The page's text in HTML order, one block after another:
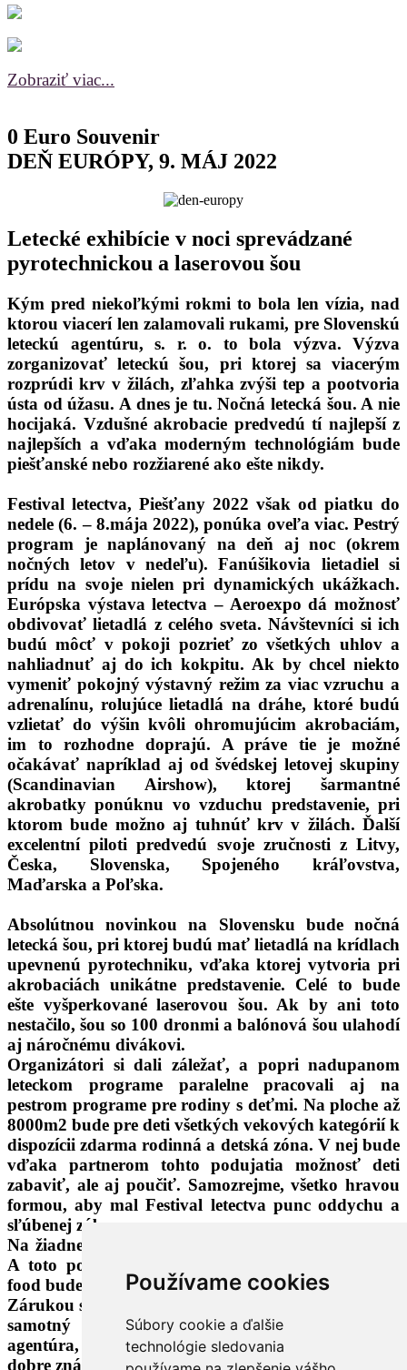
Používame cookies
Súbory cookie a ďalšie
technológie sledovania
Zobraziť viac...
0 Euro Souvenir
DEŇ EURÓPY, 9. MÁJ 2022
Letecké exhibície v noci sprevádzané
pyrotechnickou a laserovou šou
Kým pred niekoľkými rokmi to bola len vízia, nad
ktorou viacerí len zalamovali rukami, pre Slovenskú
leteckú agentúru, s. r. o. to bola výzva. Výzva
zorganizovať leteckú šou, pri ktorej sa viacerým
rozprúdi krv v žilách, zľahka zvýši tep a pootvoria
ústa od úžasu. A dnes je tu. Nočná letecká šou. A nie
hocijaká. Vzdušné akrobacie predvedú tí najlepší z
najlepších a vďaka moderným technológiám bude
piešťanské nebo rozžiarené ako ešte nikdy.
Festival letectva, Piešťany 2022 však od piatku do
nedele (6. – 8.mája 2022), ponúka oveľa viac. Pestrý
program je naplánovaný na deň aj noc (okrem
nočných letov v nedeľu). Fanúšikovia lietadiel si
prídu na svoje nielen pri dynamických ukážkach.
Európska výstava letectva – Aeroexpo dá možnosť
obdivovať lietadlá z celého sveta. Návštevníci si ich
budú môcť v pokoji pozrieť zo všetkých uhlov a
nahliadnuť aj do ich kokpitu. Ak by chcel niekto
vymeniť pokojný výstavný režim za viac vzruchu a
adrenalínu, rolujúce lietadlá na dráhe, ktoré budú
vzlietať do výšin kvôli ohromujúcim akrobaciám,
im to rozhodne doprajú. A práve tie je možné
očakávať napríklad aj od švédskej letovej skupiny
(Scandinavian Airshow), ktorej šarmantné
akrobatky ponúknu vo vzduchu predstavenie, pri
ktorom bude možno aj tuhnúť krv v žilách. Ďalší
excelentní piloti predvedú svoje zručnosti z Litvy,
Česka, Slovenska, Spojeného kráľovstva,
Maďarska a Poľska.
Absolútnou novinkou na Slovensku bude nočná
letecká šou, pri ktorej budú mať lietadlá na krídlach
upevnenú pyrotechniku, vďaka ktorej vytvoria pri
akrobaciách unikátne predstavenie. Celé to bude
ešte vyšperkované laserovou šou. Ak by ani toto
nestačilo, šou so 100 dronmi a balónová šou ulahodí
aj náročnému divákovi.
Organizátori si dali záležať, a popri nadupanom
leteckom programe paralelne pracovali aj na
pestrom programe pre rodiny s deťmi. Na ploche až
8000m2 bude pre deti všetkých vekových kategórií k
dispozícii zdarma rodinná a detská zóna. V nej bude
vďaka partnerom tohto podujatia možnosť deti
zabaviť, ale aj poučiť. Samozrejme, všetko hravou
formou, aby mal Festival letectva punc oddychu a
sľúbenej zábavy.
Na žiadnej dobrej akcii nesmie chýba chutné jedlo.
A toto podujatie nebude výnimkou. Pestrý streed
food bude jeho súčasťou.
Zárukou skvelej šou by mohol byť pre návštevníkov
samotný hlavný organizátor (Slovenská letecká
agentúra, s. r. o.), ktorý už roky prináša verejnosti
dobre známy SIAF.